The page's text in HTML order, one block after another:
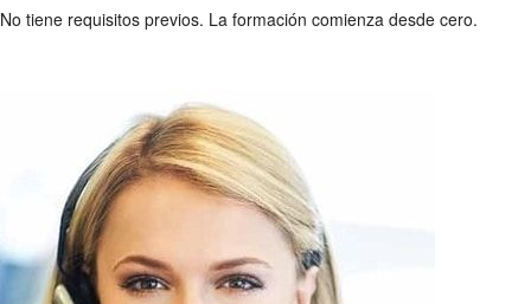
No tiene requisitos previos. La formación comienza desde cero.